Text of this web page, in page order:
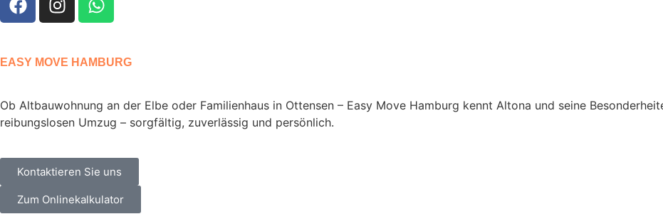
EASY MOVE HAMBURG
Ob Altbauwohnung an der Elbe oder Familienhaus in Ottensen – Easy Move Hamburg kennt Altona und seine
reibungslosen Umzug – sorgfältig, zuverlässig und persönlich.
Kontaktieren Sie uns
Zum Onlinekalkulator